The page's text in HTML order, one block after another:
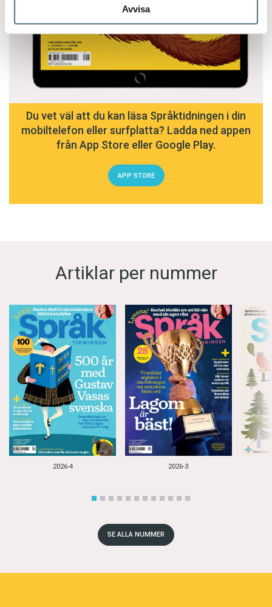
Avvisa
Du vet väl att du kan läsa Språktidningen i din
mobiltelefon eller surfplatta? Ladda ned appen
från App Store eller Google Play.
APP STORE
Artiklar per nummer
2026-4 2026-3
SE ALLA NUMMER